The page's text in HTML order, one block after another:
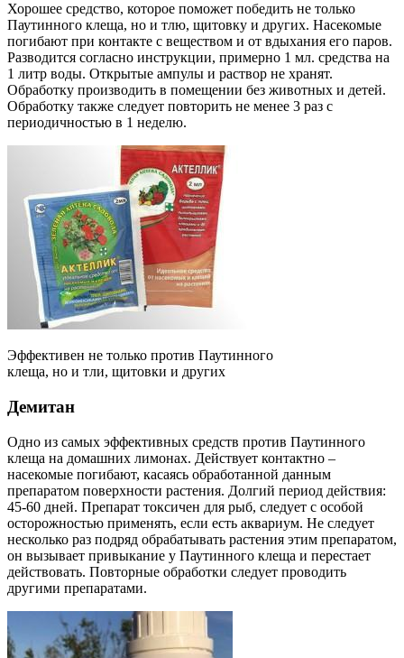
Хорошее средство, которое поможет победить не только
Паутинного клеща, но и тлю, щитовку и других. Насекомые
погибают при контакте с веществом и от вдыхания его паров.
Разводится согласно инструкции, примерно 1 мл. средства на
1 литр воды. Открытые ампулы и раствор не хранят.
Обработку производить в помещении без животных и детей.
Обработку также следует повторить не менее 3 раз с
периодичностью в 1 неделю.
Эффективен не только против Паутинного
клеща, но и тли, щитовки и других
Демитан
Одно из самых эффективных средств против Паутинного
клеща на домашних лимонах. Действует контактно –
насекомые погибают, касаясь обработанной данным
препаратом поверхности растения. Долгий период действия:
45-60 дней. Препарат токсичен для рыб, следует с особой
осторожностью применять, если есть аквариум. Не следует
несколько раз подряд обрабатывать растения этим препаратом,
он вызывает привыкание у Паутинного клеща и перестает
действовать. Повторные обработки следует проводить
другими препаратами.